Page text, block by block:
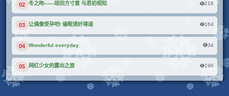
02 冬之吻——琼田方寸意 与君初相知 218
03 让偶像受孕吧! 催眠诱奸得逞 164
04 Wonderful everyday 34
05 网红少女的露出之旅 196